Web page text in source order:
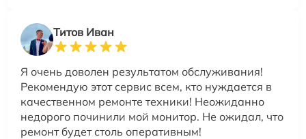
Титов Иван
Я очень доволен результатом обслуживания!
Рекомендую этот сервис всем, кто нуждается в
качественном ремонте техники! Неожиданно
недорого починили мой монитор. Не ожидал, что
ремонт будет столь оперативным!